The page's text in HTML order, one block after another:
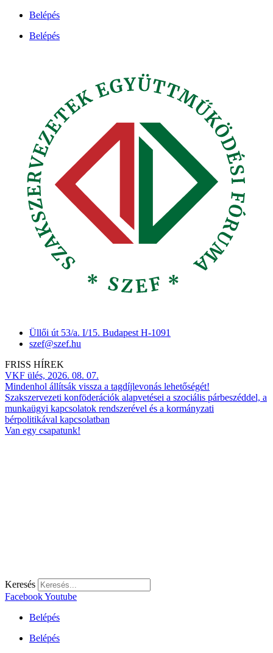
Ugrás
tartalomhoz
Belépés
Belépés
Üllői út 53/a. I/15. Budapest H-1091
szef@szef.hu
FRISS HÍREK
VKF ülés, 2026. 08. 07.
Mindenhol állítsák vissza a tagdíjlevonás lehetőségét!
Szakszervezeti konföderációk alapvetései a szociális párbeszéddel, a
munkaügyi kapcsolatok rendszerével és a kormányzati
bérpolitikával kapcsolatban
Van egy csapatunk!
Keresés
FacebookYoutube
Belépés
Belépés